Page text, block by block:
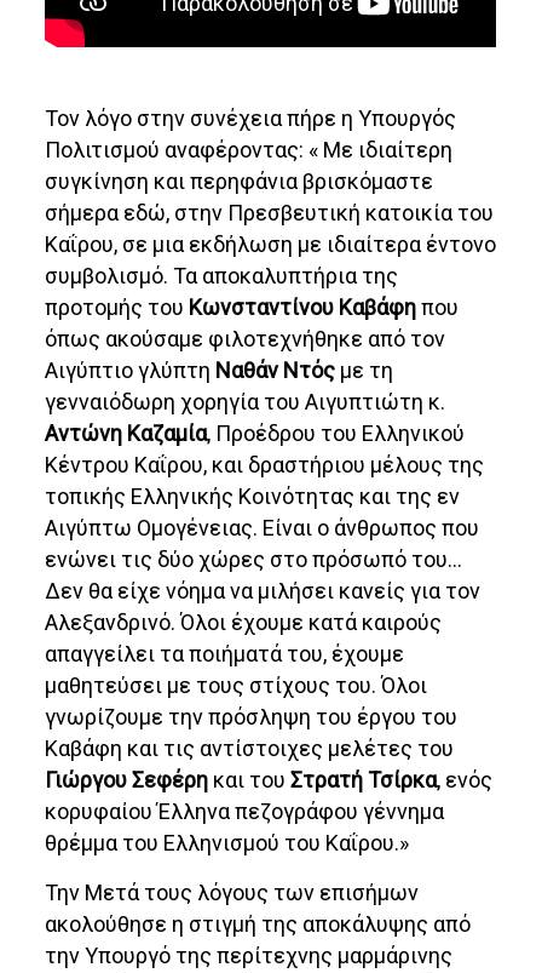
Τον λόγο στην συνέχεια πήρε η Υπουργός
Πολιτισμού αναφέροντας: « Με ιδιαίτερη
συγκίνηση και περηφάνια βρισκόμαστε
σήμερα εδώ, στην Πρεσβευτική κατοικία του
Καΐρου, σε μια εκδήλωση με ιδιαίτερα έντονο
συμβολισμό. Τα αποκαλυπτήρια της
προτομής του Κωνσταντίνου Καβάφηπου
όπως ακούσαμε φιλοτεχνήθηκε από τον
Αιγύπτιο γλύπτη Ναθάν Ντός με τη
γενναιόδωρη χορηγία του Αιγυπτιώτη κ.
Αντώνη Καζαμία, Προέδρου του Ελληνικού
Κέντρου Καΐρου, και δραστήριου μέλους της
τοπικής Ελληνικής Κοινότητας και της εν
Αιγύπτω Ομογένειας. Είναι ο άνθρωπος που
ενώνει τις δύο χώρες στο πρόσωπό του…
Δεν θα είχε νόημα να μιλήσει κανείς για τον
Αλεξανδρινό. Όλοι έχουμε κατά καιρούς
απαγγείλει τα ποιήματά του, έχουμε
μαθητεύσει με τους στίχους του. Όλοι
γνωρίζουμε την πρόσληψη του έργου του
Καβάφη και τις αντίστοιχες μελέτες του
Γιώργου Σεφέρη και τουΣτρατή Τσίρκα, ενός
κορυφαίου Έλληνα πεζογράφου γέννημα
θρέμμα του Ελληνισμού του Καΐρου.»
Την Μετά τους λόγους των επισήμων
ακολούθησε η στιγμή της αποκάλυψης από
την Υπουργό της περίτεχνης μαρμάρινης